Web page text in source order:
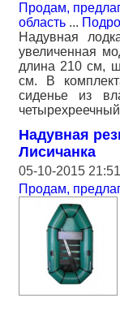
Продам,
область ...
Надувная
увеличенная
длина 210 см,
см. В
сиденье из
Надувная
Лисичанка
05-10-2015 21:51
Продам,